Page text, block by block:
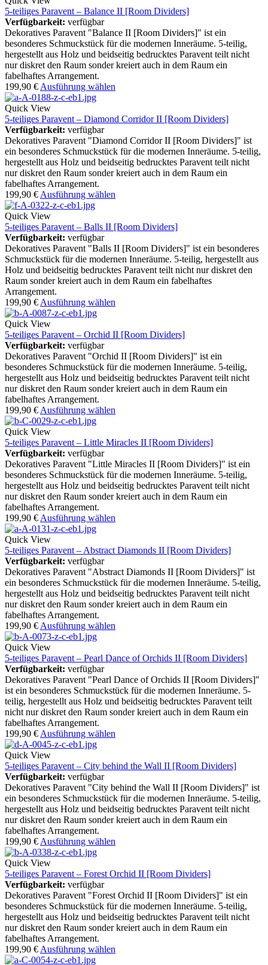
5-teiliges Paravent – Balance II [Room Dividers]
Verfügbarkeit: verfügbar
Dekoratives Paravent "Balance II [Room Dividers]" ist ein
besonderes Schmuckstück für die modernen Inneräume. 5-teilig,
hergestellt aus Holz und beidseitig bedrucktes Paravent teilt nicht
nur diskret den Raum sonder kreiert auch in dem Raum ein
fabelhaftes Arrangement.
199,90 € Ausführung wählen
Quick View
5-teiliges Paravent – Diamond Corridor II [Room Dividers]
Verfügbarkeit: verfügbar
Dekoratives Paravent "Diamond Corridor II [Room Dividers]" ist
ein besonderes Schmuckstück für die modernen Inneräume. 5-teilig,
hergestellt aus Holz und beidseitig bedrucktes Paravent teilt nicht
nur diskret den Raum sonder kreiert auch in dem Raum ein
fabelhaftes Arrangement.
199,90 € Ausführung wählen
Quick View
5-teiliges Paravent – Balls II [Room Dividers]
Verfügbarkeit: verfügbar
Dekoratives Paravent "Balls II [Room Dividers]" ist ein besonderes
Schmuckstück für die modernen Inneräume. 5-teilig, hergestellt aus
Holz und beidseitig bedrucktes Paravent teilt nicht nur diskret den
Raum sonder kreiert auch in dem Raum ein fabelhaftes
Arrangement.
199,90 € Ausführung wählen
Quick View
5-teiliges Paravent – Orchid II [Room Dividers]
Verfügbarkeit: verfügbar
Dekoratives Paravent "Orchid II [Room Dividers]" ist ein
besonderes Schmuckstück für die modernen Inneräume. 5-teilig,
hergestellt aus Holz und beidseitig bedrucktes Paravent teilt nicht
nur diskret den Raum sonder kreiert auch in dem Raum ein
fabelhaftes Arrangement.
199,90 € Ausführung wählen
Quick View
5-teiliges Paravent – Little Miracles II [Room Dividers]
Verfügbarkeit: verfügbar
Dekoratives Paravent "Little Miracles II [Room Dividers]" ist ein
besonderes Schmuckstück für die modernen Inneräume. 5-teilig,
hergestellt aus Holz und beidseitig bedrucktes Paravent teilt nicht
nur diskret den Raum sonder kreiert auch in dem Raum ein
fabelhaftes Arrangement.
199,90 € Ausführung wählen
Quick View
5-teiliges Paravent – Abstract Diamonds II [Room Dividers]
Verfügbarkeit: verfügbar
Dekoratives Paravent "Abstract Diamonds II [Room Dividers]" ist
ein besonderes Schmuckstück für die modernen Inneräume. 5-teilig,
hergestellt aus Holz und beidseitig bedrucktes Paravent teilt nicht
nur diskret den Raum sonder kreiert auch in dem Raum ein
fabelhaftes Arrangement.
199,90 € Ausführung wählen
Quick View
5-teiliges Paravent – Pearl Dance of Orchids II [Room Dividers]
Verfügbarkeit: verfügbar
Dekoratives Paravent "Pearl Dance of Orchids II [Room Dividers]"
ist ein besonderes Schmuckstück für die modernen Inneräume. 5-
teilig, hergestellt aus Holz und beidseitig bedrucktes Paravent teilt
nicht nur diskret den Raum sonder kreiert auch in dem Raum ein
fabelhaftes Arrangement.
199,90 € Ausführung wählen
Quick View
5-teiliges Paravent – City behind the Wall II [Room Dividers]
Verfügbarkeit: verfügbar
Dekoratives Paravent "City behind the Wall II [Room Dividers]" ist
ein besonderes Schmuckstück für die modernen Inneräume. 5-teilig,
hergestellt aus Holz und beidseitig bedrucktes Paravent teilt nicht
nur diskret den Raum sonder kreiert auch in dem Raum ein
fabelhaftes Arrangement.
199,90 € Ausführung wählen
Quick View
5-teiliges Paravent – Forest Orchid II [Room Dividers]
Verfügbarkeit: verfügbar
Dekoratives Paravent "Forest Orchid II [Room Dividers]" ist ein
besonderes Schmuckstück für die modernen Inneräume. 5-teilig,
hergestellt aus Holz und beidseitig bedrucktes Paravent teilt nicht
nur diskret den Raum sonder kreiert auch in dem Raum ein
fabelhaftes Arrangement.
199,90 € Ausführung wählen